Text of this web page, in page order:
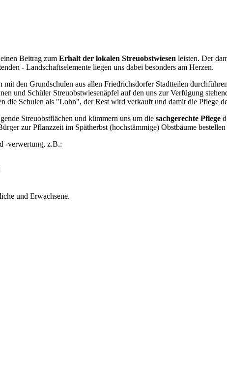
Beitrag zum Erhalt der lokalen Streuobstwiesen leisten. Der
- Landschaftselemente liegen uns dabei besonders am Herzen.
mit den Grundschulen aus allen Friedrichsdorfer Stadtteilen
und Schüler Streuobstwiesenäpfel auf den uns zur Verfügung
die Schulen als "Lohn", der Rest wird verkauft und damit die Pflege
Streuobstflächen und kümmern uns um die sachgerechte Pflege
zur Pflanzzeit im Spätherbst (hochstämmige) Obstbäume
-verwertung, z.B.:
und Erwachsene.